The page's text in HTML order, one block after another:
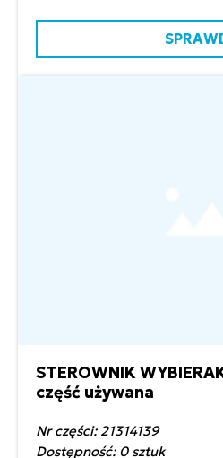
4 500,00
STEROWNIK
część używana
Nr części: 21314139
Dostępność: 0 sztuk